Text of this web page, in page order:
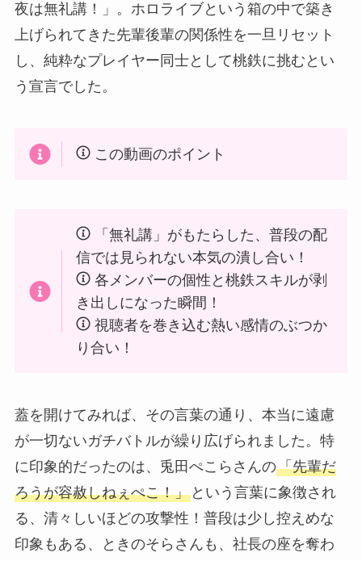
夜は無礼講！」。ホロライブという箱の中で築き
上げられてきた先輩後輩の関係性を一旦リセット
し、純粋なプレイヤー同士として桃鉄に挑むとい
う宣言でした。
この動画のポイント
「無礼講」がもたらした、普段の配
信では見られない本気の潰し合い！
各メンバーの個性と桃鉄スキルが剥
き出しになった瞬間！
視聴者を巻き込む熱い感情のぶつか
り合い！
蓋を開けてみれば、その言葉の通り、本当に遠慮
が一切ないガチバトルが繰り広げられました。特
に印象的だったのは、兎田ぺこらさんの「先輩だ
ろうが容赦しねぇぺこ！」という言葉に象徴され
る、清々しいほどの攻撃性！普段は少し控えめな
印象もある、ときのそらさんも、社長の座を奪わ